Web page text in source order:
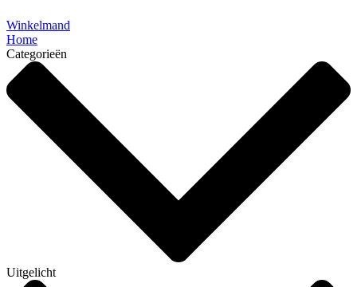
Winkelmand
Home
Categorieën
Uitgelicht